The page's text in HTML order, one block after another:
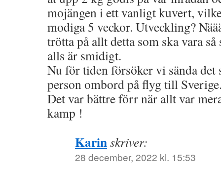
mojängen i ett vanligt kuvert,
modiga 5 veckor. Utveckling?
trötta på allt detta som ska vara
alls är smidigt.
Nu för tiden försöker vi sända det
person ombord på flyg till
Det var bättre förr när allt var
kamp !
Karinskriver:
28 december, 2022 kl. 15:53